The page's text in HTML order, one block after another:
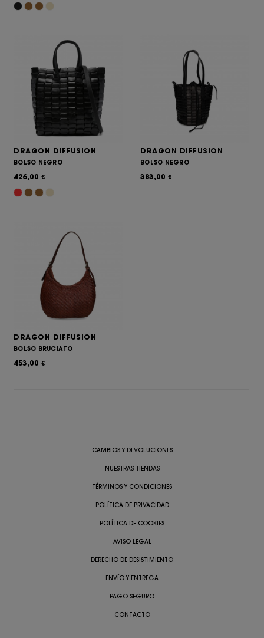
DRAGON DIFFUSION
BOLSO NEGRO
426,00 €
DRAGON DIFFUSION
BOLSO NEGRO
383,00 €
DRAGON DIFFUSION
BOLSO BRUCIATO
453,00 €
CAMBIOS Y DEVOLUCIONES
NUESTRAS TIENDAS
TÉRMINOS Y CONDICIONES
POLÍTICA DE PRIVACIDAD
POLÍTICA DE COOKIES
AVISO LEGAL
DERECHO DE DESISTIMIENTO
ENVÍO Y ENTREGA
PAGO SEGURO
CONTACTO